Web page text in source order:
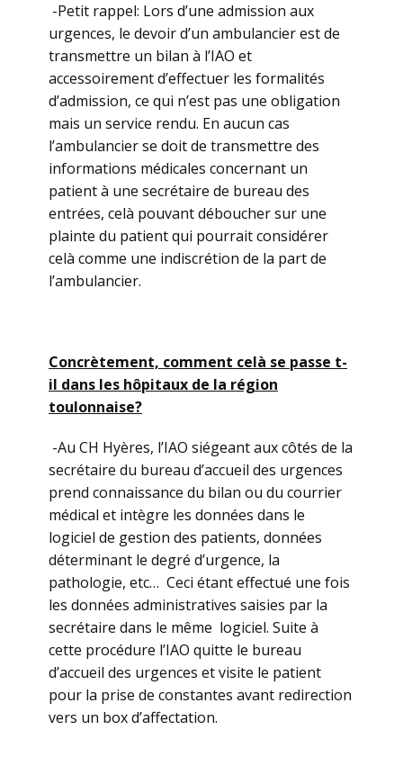
-Petit rappel: Lors d’une admission aux
urgences, le devoir d’un ambulancier est de
transmettre un bilan à l’IAO et
accessoirement d’effectuer les formalités
d’admission, ce qui n’est pas une obligation
mais un service rendu. En aucun cas
l’ambulancier se doit de transmettre des
informations médicales concernant un
patient à une secrétaire de bureau des
entrées, celà pouvant déboucher sur une
plainte du patient qui pourrait considérer
celà comme une indiscrétion de la part de
l’ambulancier.
Concrètement, comment celà se passe t-
il dans les hôpitaux de la région
toulonnaise?
-Au CH Hyères, l’IAO siégeant aux côtés de la
secrétaire du bureau d’accueil des urgences
prend connaissance du bilan ou du courrier
médical et intègre les données dans le
logiciel de gestion des patients, données
déterminant le degré d’urgence, la
pathologie, etc… Ceci étant effectué une fois
les données administratives saisies par la
secrétaire dans le même logiciel. Suite à
cette procédure l’IAO quitte le bureau
d’accueil des urgences et visite le patient
pour la prise de constantes avant redirection
vers un box d’affectation.